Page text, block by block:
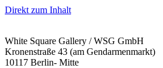
Direkt zum Inhalt
White Square Gallery / WSG GmbH
Kronenstraße 43 (am Gendarmenmarkt)
10117 Berlin- Mitte